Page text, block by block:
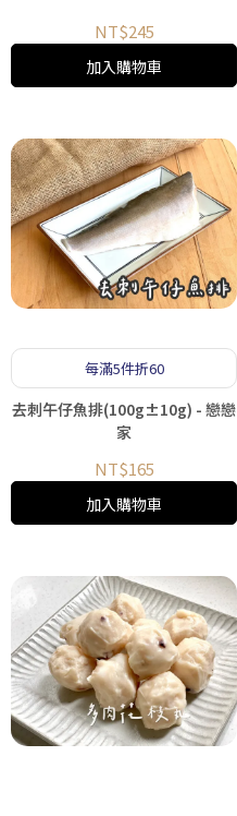
NT$245
加入購物車
每滿5件折60
去刺午仔魚排(100g±10g) - 戀戀
家
NT$165
加入購物車